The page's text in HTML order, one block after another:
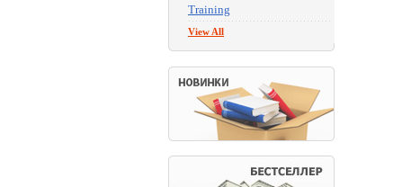
Training
View All